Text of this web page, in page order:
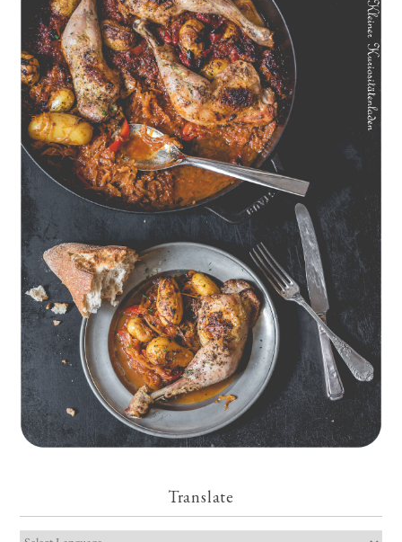
Geschmorte Hähnchenschenkel auf Paprikakraut und kleinen
Kartoffeln
Translate